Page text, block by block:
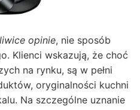
opinie, nie sposób
Klienci wskazują, że choć
na rynku, są w pełni
oryginalności kuchni
Na szczególne uznanie